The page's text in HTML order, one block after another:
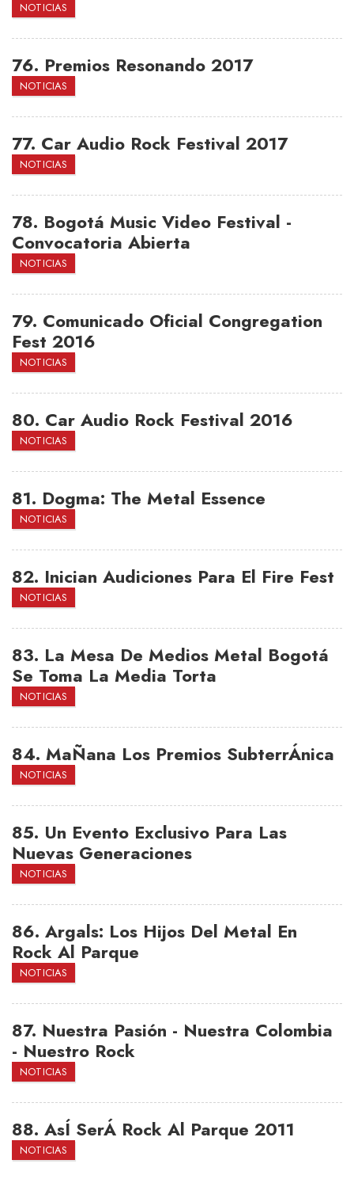
NOTICIAS
76. Premios Resonando 2017
NOTICIAS
77. Car Audio Rock Festival 2017
NOTICIAS
78. Bogotá Music Video Festival -
Convocatoria Abierta
NOTICIAS
79. Comunicado Oficial Congregation
Fest 2016
NOTICIAS
80. Car Audio Rock Festival 2016
NOTICIAS
81. Dogma: The Metal Essence
NOTICIAS
82. Inician Audiciones Para El Fire Fest
NOTICIAS
83. La Mesa De Medios Metal Bogotá
Se Toma La Media Torta
NOTICIAS
84. MaÑana Los Premios SubterrÁnica
NOTICIAS
85. Un Evento Exclusivo Para Las
Nuevas Generaciones
NOTICIAS
86. Argals: Los Hijos Del Metal En
Rock Al Parque
NOTICIAS
87. Nuestra Pasión - Nuestra Colombia
- Nuestro Rock
NOTICIAS
88. AsÍ SerÁ Rock Al Parque 2011
NOTICIAS